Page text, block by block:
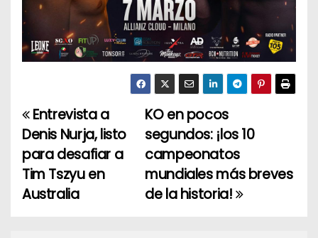
N
a
v
KO en pocos
segundos: ¡los 10
campeonatos
mundiales más breves
de la historia!
Entrevista a
Denis Nurja, listo
para desafiar a
Tim Tszyu en
Australia